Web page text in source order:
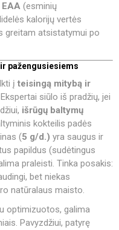
EAA (esminių
kalorijų vertės
greitam atsistatymui po
pažengusiesiems
į teisingą mitybą ir
siūlo iš pradžių, jei
išrūgų baltymų
kokteilis padės
(5 g/d.) yra saugus ir
papildus (sudėtingus
praleisti. Tinka posakis:
bet niekas
natūralaus maisto.
optimizuotos, galima
Pavyzdžiui, patyrę